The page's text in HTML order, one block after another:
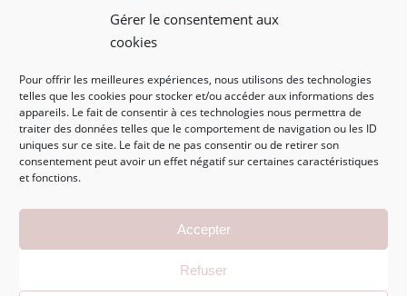
Gérer le consentement aux
cookies
Pour offrir les meilleures expériences, nous utilisons des technologies
telles que les cookies pour stocker et/ou accéder aux informations des
appareils. Le fait de consentir à ces technologies nous permettra de
traiter des données telles que le comportement de navigation ou les ID
uniques sur ce site. Le fait de ne pas consentir ou de retirer son
consentement peut avoir un effet négatif sur certaines caractéristiques
et fonctions.
Accepter
Refuser
AZUR BEAUTY ESHOP